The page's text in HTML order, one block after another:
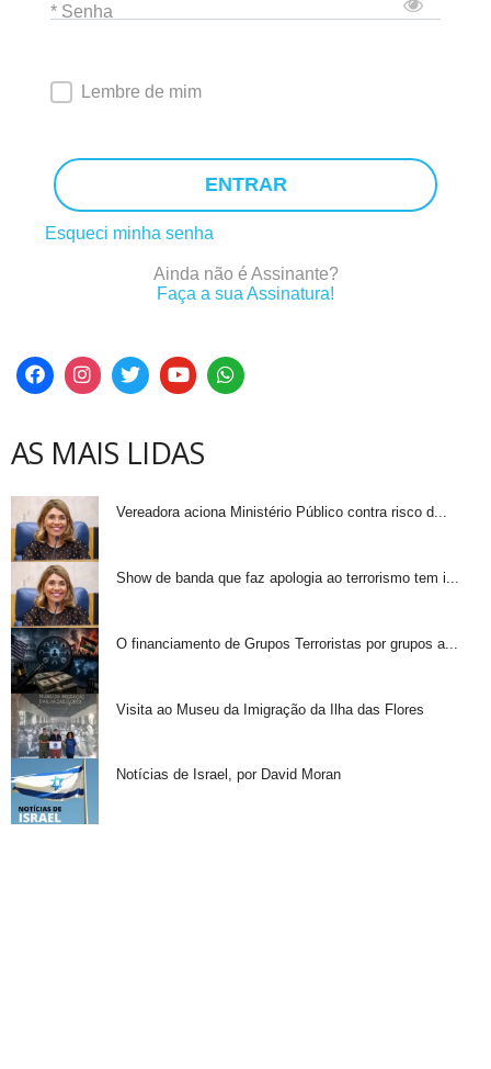
* Senha
Lembre de mim
ENTRAR
Esqueci minha senha
Ainda não é Assinante?
Faça a sua Assinatura!
AS MAIS LIDAS
Vereadora aciona Ministério Público contra risco d...
Show de banda que faz apologia ao terrorismo tem i...
O financiamento de Grupos Terroristas por grupos a...
Visita ao Museu da Imigração da Ilha das Flores
Notícias de Israel, por David Moran